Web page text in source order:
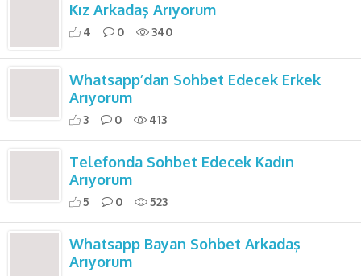
Kız Arkadaş Arıyorum
4 0 340
Whatsapp’dan Sohbet Edecek Erkek
Arıyorum
3 0 413
Telefonda Sohbet Edecek Kadın
Arıyorum
5 0 523
Whatsapp Bayan Sohbet Arkadaş
Arıyorum